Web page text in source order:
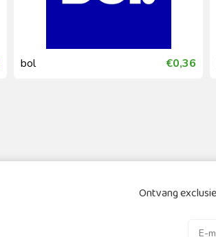
bol €0,36
Ontvang